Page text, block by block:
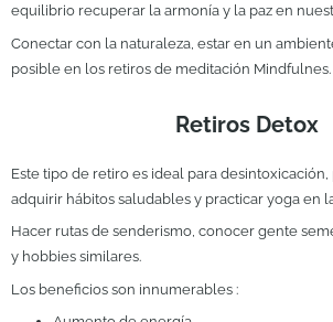
equilibrio recuperar la armonía y la paz en
Conectar con la naturaleza, estar en un
posible en los retiros de meditación Mindfulnes.
Retiros Detox
Este tipo de retiro es ideal para desintoxicación,
adquirir hábitos saludables y practicar yoga en
Hacer rutas de senderismo, conocer gente
y hobbies similares.
Los beneficios son innumerables :